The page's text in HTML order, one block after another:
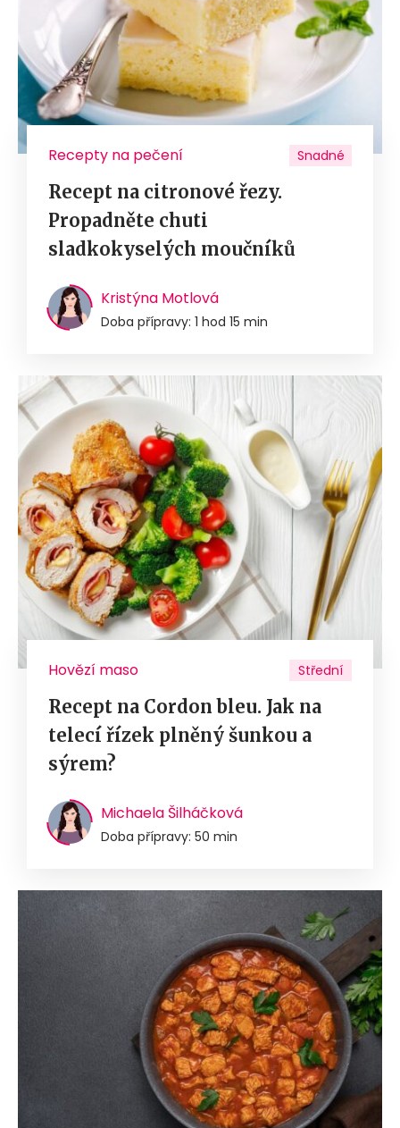
Recepty na pečení Snadné
Recept na citronové řezy.
Propadněte chuti
sladkokyselých moučníků
Kristýna Motlová
Doba přípravy: 1 hod 15 min
Hovězí maso Střední
Recept na Cordon bleu. Jak na
telecí řízek plněný šunkou a
sýrem?
Michaela Šilháčková
Doba přípravy: 50 min